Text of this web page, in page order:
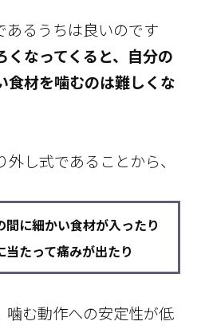
あるうちは良いのです
くなってくると、自分の
食材を噛むのは難しくな
し式であることから、
に細かい食材が入ったり
たって痛みが出たり
噛む動作への安定性が低